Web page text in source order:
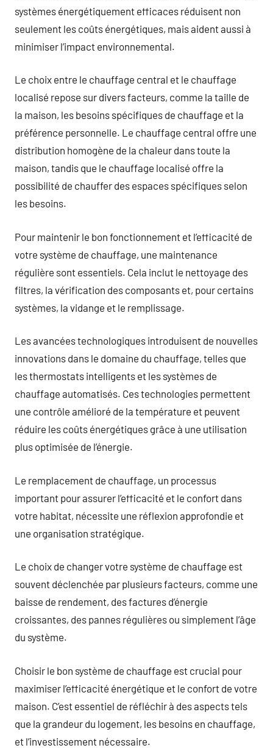
systèmes énergétiquement efficaces réduisent non
seulement les coûts énergétiques, mais aident aussi à
minimiser l’impact environnemental.
Le choix entre le chauffage central et le chauffage
localisé repose sur divers facteurs, comme la taille de
la maison, les besoins spécifiques de chauffage et la
préférence personnelle. Le chauffage central offre une
distribution homogène de la chaleur dans toute la
maison, tandis que le chauffage localisé offre la
possibilité de chauffer des espaces spécifiques selon
les besoins.
Pour maintenir le bon fonctionnement et l’efficacité de
votre système de chauffage, une maintenance
régulière sont essentiels. Cela inclut le nettoyage des
filtres, la vérification des composants et, pour certains
systèmes, la vidange et le remplissage.
Les avancées technologiques introduisent de nouvelles
innovations dans le domaine du chauffage, telles que
les thermostats intelligents et les systèmes de
chauffage automatisés. Ces technologies permettent
une contrôle amélioré de la température et peuvent
réduire les coûts énergétiques grâce à une utilisation
plus optimisée de l’énergie.
Le remplacement de chauffage, un processus
important pour assurer l’efficacité et le confort dans
votre habitat, nécessite une réflexion approfondie et
une organisation stratégique.
Le choix de changer votre système de chauffage est
souvent déclenchée par plusieurs facteurs, comme une
baisse de rendement, des factures d’énergie
croissantes, des pannes régulières ou simplement l’âge
du système.
Choisir le bon système de chauffage est crucial pour
maximiser l’efficacité énergétique et le confort de votre
maison. C’est essentiel de réfléchir à des aspects tels
que la grandeur du logement, les besoins en chauffage,
et l’investissement nécessaire.